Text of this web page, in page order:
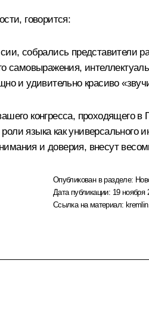
говорится:
собрались представители
самовыражения,
и удивительно красиво
конгресса, проходящего в
языка как универсального
и доверия, внесут
Опубликован в разделе:
Дата публикации: 19 ноября
Ссылка на материал: